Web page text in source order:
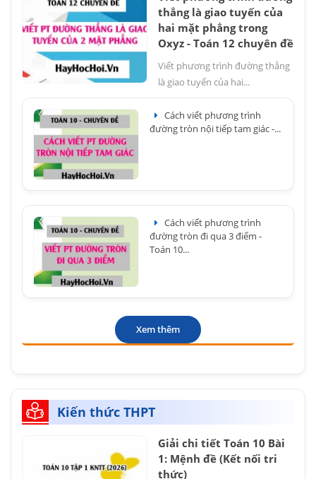
thẳng là giao tuyến của
hai mặt phẳng trong
Oxyz - Toán 12 chuyên đề
Viết phương trình đường thẳng
là giao tuyến của hai...
Cách viết phương trình
đường tròn nội tiếp tam giác -...
Cách viết phương trình
đường tròn đi qua 3 điểm -
Toán 10...
Xem thêm
Kiến thức THPT
Giải chi tiết Toán 10 Bài
1: Mệnh đề (Kết nối tri
thức)